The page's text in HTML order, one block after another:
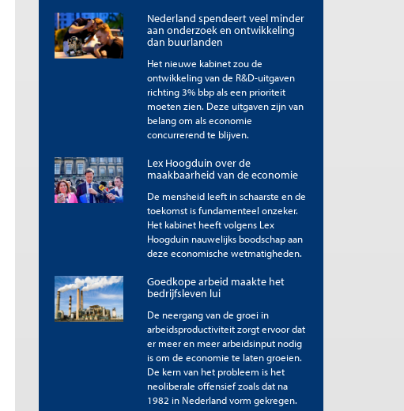
Nederland spendeert veel minder
aan onderzoek en ontwikkeling
dan buurlanden
Het nieuwe kabinet zou de
ontwikkeling van de R&D-uitgaven
richting 3% bbp als een prioriteit
moeten zien. Deze uitgaven zijn van
belang om als economie
concurrerend te blijven.
Lex Hoogduin over de
maakbaarheid van de economie
De mensheid leeft in schaarste en de
toekomst is fundamenteel onzeker.
Het kabinet heeft volgens Lex
Hoogduin nauwelijks boodschap aan
deze economische wetmatigheden.
Goedkope arbeid maakte het
bedrijfsleven lui
De neergang van de groei in
arbeidsproductiviteit zorgt ervoor dat
er meer en meer arbeidsinput nodig
is om de economie te laten groeien.
De kern van het probleem is het
neoliberale offensief zoals dat na
1982 in Nederland vorm gekregen.